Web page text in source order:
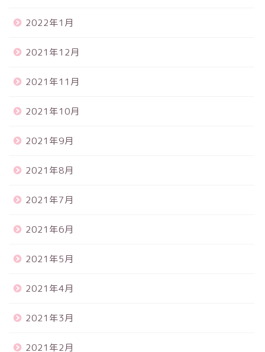
2022年1月
2021年12月
2021年11月
2021年10月
2021年9月
2021年8月
2021年7月
2021年6月
2021年5月
2021年4月
2021年3月
2021年2月